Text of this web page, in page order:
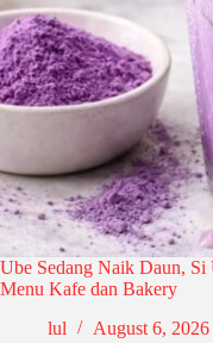
Ube Sedang Naik Daun, Si
Menu Kafe dan Bakery
lul
August 6, 2026